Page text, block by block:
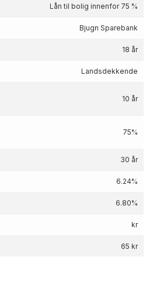
Lån til bolig innenfor 75 %
Bjugn Sparebank
18 år
Landsdekkende
10 år
75%
30 år
6.24%
6.80%
kr
65 kr